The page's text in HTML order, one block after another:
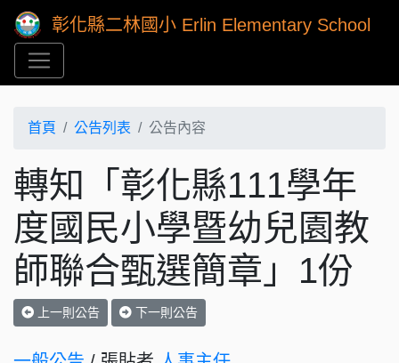
彰化縣二林國小 Erlin Elementary School
首頁 公告列表 公告內容
轉知「彰化縣111學年
度國民小學暨幼兒園教
師聯合甄選簡章」1份
上一則公告 下一則公告